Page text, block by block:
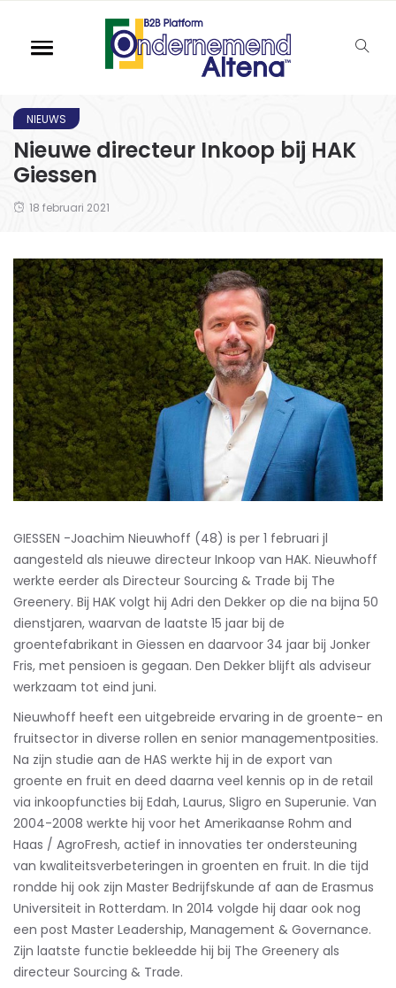
NIEUWS
Nieuwe directeur Inkoop bij HAK
Giessen
18 februari 2021
GIESSEN -Joachim Nieuwhoff (48) is per 1 februari jl
aangesteld als nieuwe directeur Inkoop van HAK. Nieuwhoff
werkte eerder als Directeur Sourcing & Trade bij The
Greenery. Bij HAK volgt hij Adri den Dekker op die na bijna 50
dienstjaren, waarvan de laatste 15 jaar bij de
groentefabrikant in Giessen en daarvoor 34 jaar bij Jonker
Fris, met pensioen is gegaan. Den Dekker blijft als adviseur
werkzaam tot eind juni.
Nieuwhoff heeft een uitgebreide ervaring in de groente- en
fruitsector in diverse rollen en senior managementposities.
Na zijn studie aan de HAS werkte hij in de export van
groente en fruit en deed daarna veel kennis op in de retail
via inkoopfuncties bij Edah, Laurus, Sligro en Superunie. Van
2004-2008 werkte hij voor het Amerikaanse Rohm and
Haas / AgroFresh, actief in innovaties ter ondersteuning
van kwaliteitsverbeteringen in groenten en fruit. In die tijd
rondde hij ook zijn Master Bedrijfskunde af aan de Erasmus
Universiteit in Rotterdam. In 2014 volgde hij daar ook nog
een post Master Leadership, Management & Governance.
Zijn laatste functie bekleedde hij bij The Greenery als
directeur Sourcing & Trade.